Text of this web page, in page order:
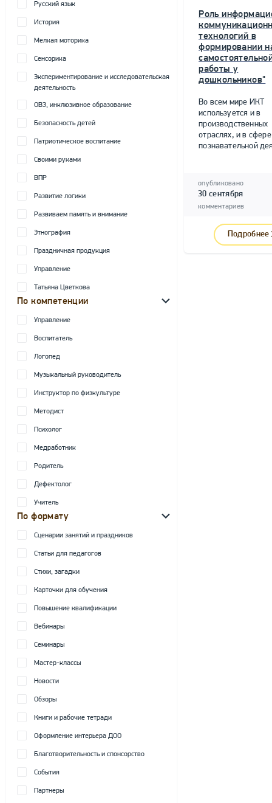
Русский язык
История
Мелкая моторика
Сенсорика
Экспериментирование и исследовательская
деятельность
ОВЗ, инклюзивное образование
Безопасность детей
Патриотическое воспитание
Своими руками
ВПР
Развитие логики
Развиваем память и внимание
Этнография
Праздничная продукция
Управление
Татьяна Цветкова
По компетенции
Управление
Воспитатель
Логопед
Музыкальный руководитель
Инструктор по физкультуре
Методист
Психолог
Медработник
Родитель
Дефектолог
Учитель
По формату
Сценарии занятий и праздников
Статьи для педагогов
Стихи, загадки
Карточки для обучения
Повышение квалификации
Вебинары
Семинары
Мастер-классы
Новости
Обзоры
Книги и рабочие тетради
Оформление интерьера ДОО
Благотворительность и спонсорство
События
Партнеры
Роль
технологий в
формировании
работы у
дошкольников"
Во всем мире ИКТ
используется и в
производственных
отраслях, и в сфере
познавательной
опубликовано
30 сентября
комментариев
Подробнее